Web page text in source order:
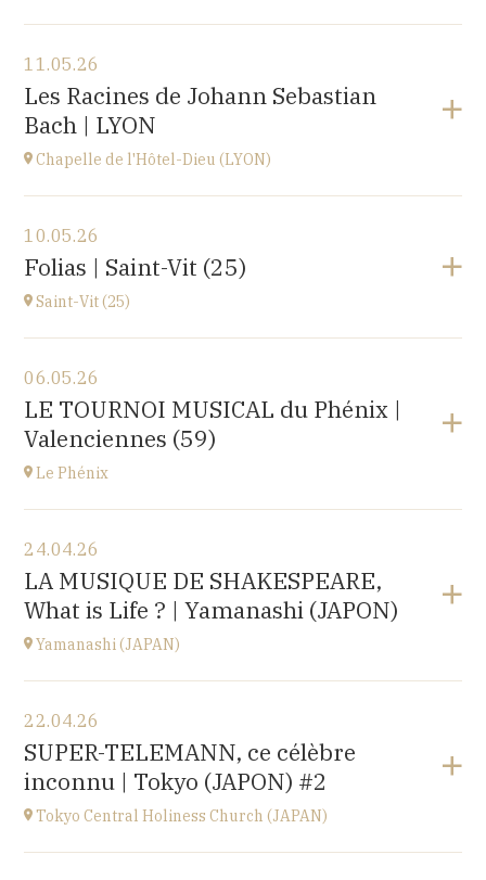
Église réformée Saint-Nicolas-de-Myre de
Rougemont,
route de Flendruz 1, 1659 Rougemont, SUISSE
20H00
Accéder au site
11.05.26
Les Racines de Johann Sebastian
Bach | LYON
Chapelle de l'Hôtel-Dieu (LYON)
chapelle de l'Hôtel-Dieu,
1 place de l'hôpital, 69002 Lyon
à 20H30
10.05.26
Folias | Saint-Vit (25)
Saint-Vit (25)
Salle multi-activités (du pôle scolaire Les Prés-Verts)
3 rue du Partage, 25410 Saint-Vit
à17H00
06.05.26
LE TOURNOI MUSICAL du Phénix |
Valenciennes (59)
Le Phénix
Le Phénix, Grand Théâtre, scène nationale (59)
Boulevard Harpignies, 59301 Valenciennes
à19H00
Accéder au site
24.04.26
LA MUSIQUE DE SHAKESPEARE,
What is Life ? | Yamanashi (JAPON)
Yamanashi (JAPAN)
Yamanashi (JAPAN)
Kofu-City
à19H30
Accéder au site
22.04.26
SUPER-TELEMANN, ce célèbre
inconnu | Tokyo (JAPON) #2
Tokyo Central Holiness Church (JAPAN)